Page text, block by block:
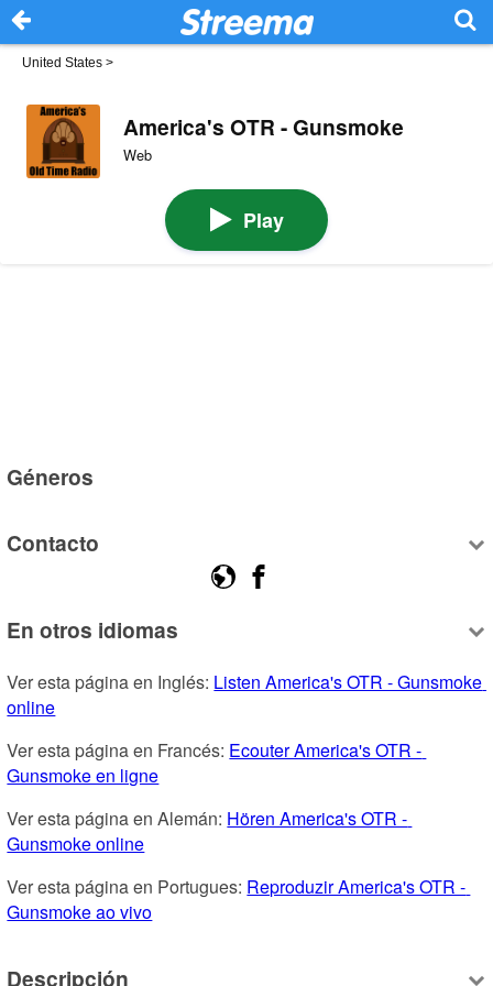
United States >
America's OTR - Gunsmoke
Web
Play
Géneros
Contacto
En otros idiomas
Ver esta página en Inglés: Listen America's OTR - Gunsmoke
online
Ver esta página en Francés: Ecouter America's OTR -
Gunsmoke en ligne
Ver esta página en Alemán: Hören America's OTR -
Gunsmoke online
Ver esta página en Portugues: Reproduzir America's OTR -
Gunsmoke ao vivo
Descripción